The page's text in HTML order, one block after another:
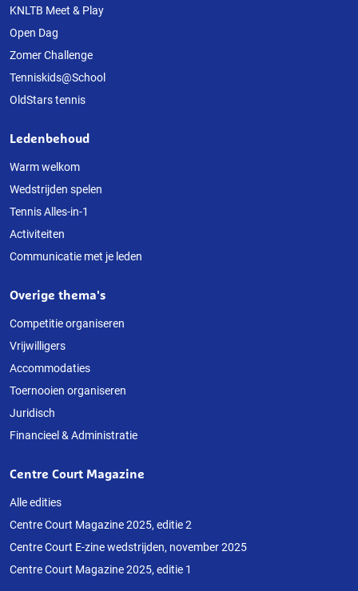
deze
website
KNLTB Meet & Play
Open Dag
Zomer Challenge
Tenniskids@School
OldStars tennis
Ledenbehoud
Warm welkom
Wedstrijden spelen
Tennis Alles-in-1
Activiteiten
Communicatie met je leden
Overige thema's
Competitie organiseren
Vrijwilligers
Accommodaties
Toernooien organiseren
Juridisch
Financieel & Administratie
Centre Court Magazine
Alle edities
Centre Court Magazine 2025, editie 2
Centre Court E-zine wedstrijden, november 2025
Centre Court Magazine 2025, editie 1